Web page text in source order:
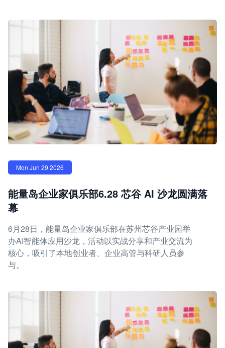
Mon Jun 29 2026
能量岛企业家俱乐部6.28 芯谷 AI 沙龙圆满落
幕
6月28日，能量岛企业家俱乐部在苏州芯谷产业园举
办AI智能体应用沙龙，活动以实战分享和产业交流为
核心，吸引了本地创业者、企业高管与科研人员参
与。